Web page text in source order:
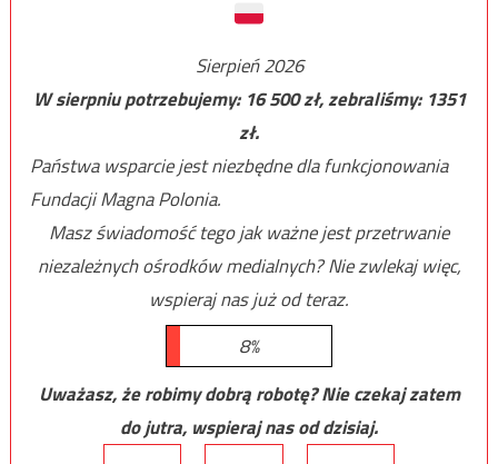
Sierpień 2026
W sierpniu potrzebujemy: 16 500zł, zebraliśmy: 1351
zł.
Państwa wsparcie jest niezbędne dla funkcjonowania
Fundacji Magna Polonia.
Masz świadomość tego jak ważne jest przetrwanie
niezależnych ośrodków medialnych? Nie zwlekaj więc,
wspieraj nas już od teraz.
8%
Uważasz, że robimy dobrą robotę? Nie czekaj zatem
do jutra, wspieraj nas od dzisiaj.